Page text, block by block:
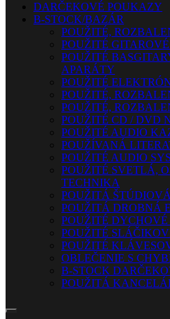
DARČEKOVÉ POUKAZY
B-STOCK/BAZÁR
POUŽITÉ,
POUŽITÉ
POUŽITÉ
APARÁTY
POUŽITÉ
POUŽITÉ,
POUŽITÉ,
POUŽITÉ CD / DVD
POUŽITÉ AUDIO
POUŽÍVANÁ
POUŽITÉ AUDIO
POUŽITÉ SVETLÁ,
TECHNIKA
POUŽITÁ
POUŽITÁ DROBNÁ
POUŽITÉ DYCHOVÉ
POUŽITÉ
POUŽITÉ
OBLEČENIE S
B-STOCK
POUŽITÁ